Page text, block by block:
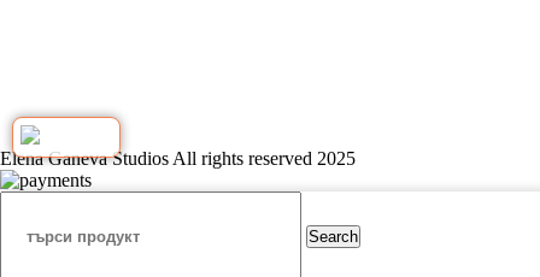
Elena Ganeva Studios All rights reserved 2025
Search